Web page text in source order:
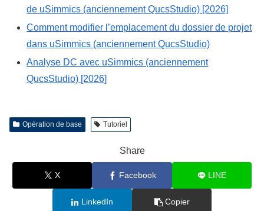
de uSimmics (anciennement QucsStudio) [2026]
Comment modifier l’emplacement du dossier de projet
dans uSimmics (anciennement QucsStudio)
Analyse DC avec uSimmics (anciennement
QucsStudio) [2026]
Opération de base Tutoriel
Share
X Facebook LINE
LinkedIn Copier